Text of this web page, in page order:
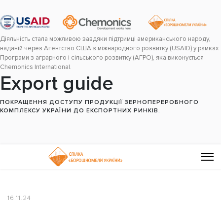
Діяльність стала можливою завдяки підтримці американського народу,
наданій через Агентство США з міжнародного розвитку (USAID) у рамках
Програми з аграрного і сільського розвитку (АГРО), яка виконується
Chemonics International.
Export guide
ПОКРАЩЕННЯ ДОСТУПУ ПРОДУКЦІЇ ЗЕРНОПЕРЕРОБНОГО
КОМПЛЕКСУ УКРАЇНИ ДО ЕКСПОРТНИХ РИНКІВ.
16.11.24